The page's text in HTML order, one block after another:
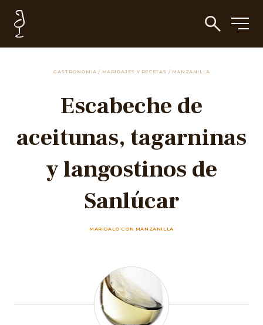
GASTRONOMIA/ MARIDAJES Y RECETAS / MANZANILLA
Escabeche de
aceitunas, tagarninas
y langostinos de
Sanlúcar
MARIDALO CON MANZANILLA